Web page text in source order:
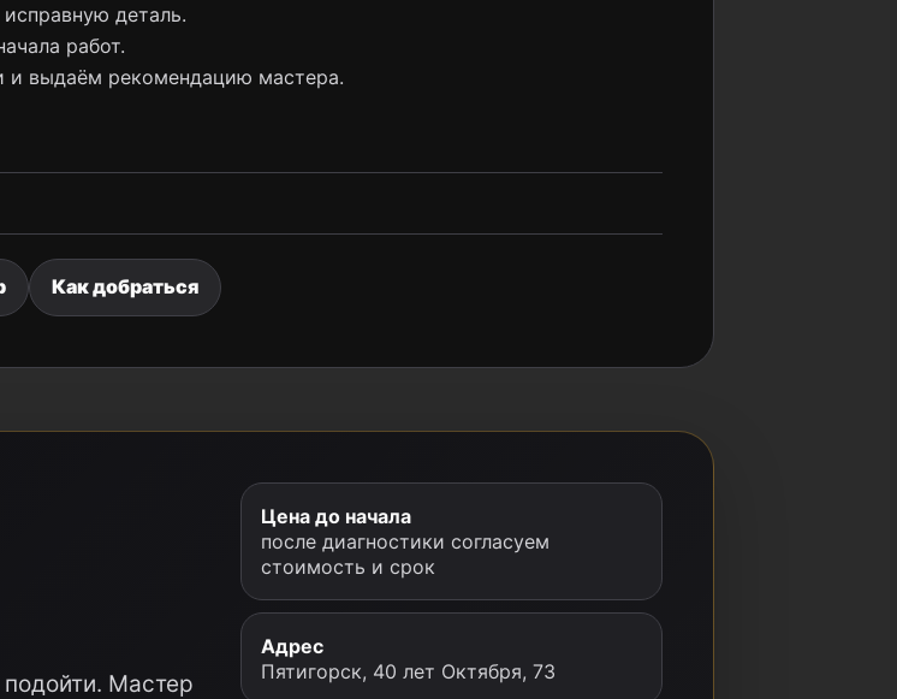
деталь.
работ.
и выдаём рекомендацию мастера.
Как добраться
Мастер
Цена до начала
после диагностики согласуем
стоимость и срок
Адрес
Пятигорск, 40 лет Октября, 73